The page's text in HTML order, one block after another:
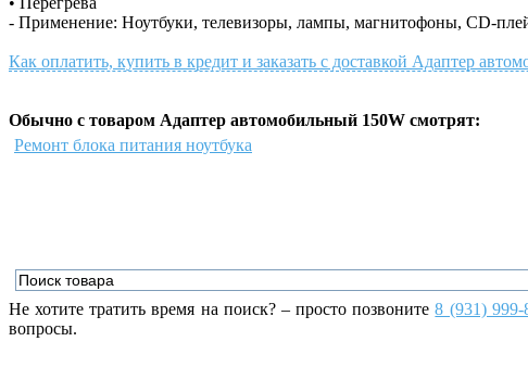
- Применение: Ноутбуки, телевизоры, лампы, магнитофоны, CD-
Как оплатить, купить в кредит и заказать с доставкой Адаптер
Обычно с товаром Адаптер автомобильный 150W смотрят:
Ремонт блока питания ноутбука
Не хотите тратить время на поиск? – просто позвоните8 (931) 999-
вопросы.